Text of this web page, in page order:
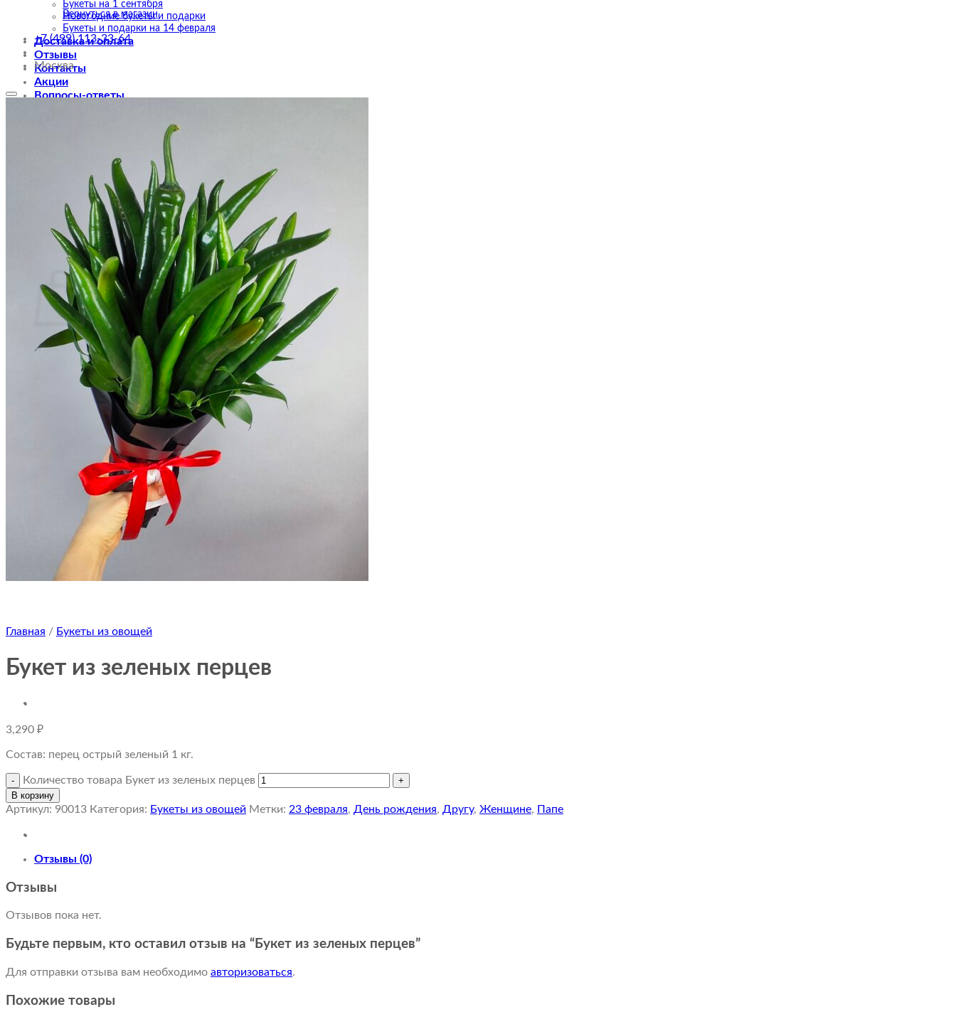
Букеты на 1 сентября
Новогодние букеты и подарки
Букеты и подарки на 14 февраля
Доставка и оплата
Отзывы
Контакты
Акции
Вопросы-ответы
Корзина
Корзина пуста.
Вернуться в магазин
Вернуться в магазин
+7 (499) 113-33-64
Москва
Главная / Букеты из овощей
Букет из зеленых перцев
3,290 ₽
Состав: перец острый зеленый 1 кг.
Количество товара Букет из зеленых перцев
В корзину
Артикул: 90013 Категория: Букеты из овощей Метки: 23 февраля, День рождения, Другу, Женщине, Папе
Отзывы (0)
Отзывы
Отзывов пока нет.
Будьте первым, кто оставил отзыв на “Букет из зеленых перцев”
Для отправки отзыва вам необходимо авторизоваться.
Похожие товары